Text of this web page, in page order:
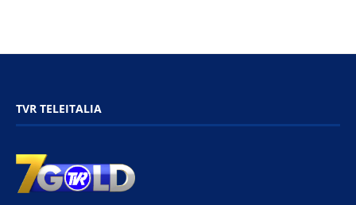
TVR TELEITALIA